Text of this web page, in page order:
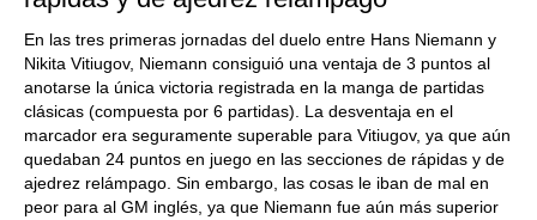
En las tres primeras jornadas del duelo entre Hans Niemann y
Nikita Vitiugov, Niemann consiguió una ventaja de 3 puntos al
anotarse la única victoria registrada en la manga de partidas
clásicas (compuesta por 6 partidas). La desventaja en el
marcador era seguramente superable para Vitiugov, ya que aún
quedaban 24 puntos en juego en las secciones de rápidas y de
ajedrez relámpago. Sin embargo, las cosas le iban de mal en
peor para al GM inglés, ya que Niemann fue aún más superior